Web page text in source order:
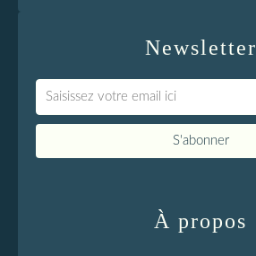
Newsletter
À propos